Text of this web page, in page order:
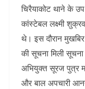
चिरैयाकोट थाने के
कांस्टेबल लक्ष्मी
थे। इस दौरान
की सूचना मिली
अभियुक्त सूरज पुत्र
और बाल अपचारी